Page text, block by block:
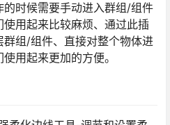
时候需要手动进入群组/组件
用起来比较麻烦、通过此插
组/组件、直接对整个物体进
用起来更加的方便。